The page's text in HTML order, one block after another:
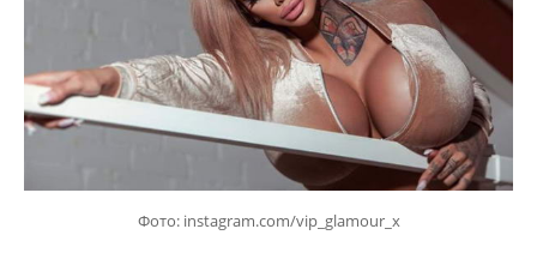
Фото: instagram.com/vip_glamour_x